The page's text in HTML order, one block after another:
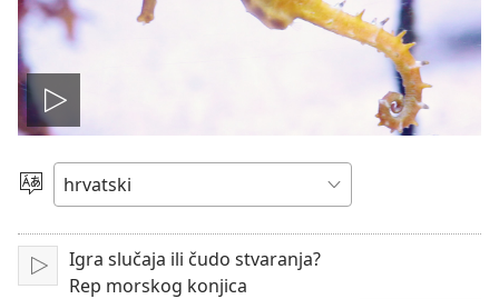
Pokreni
video
Jezik
Pokreni
Igra slučaja ili čudo stvaranja?
Rep morskog konjica